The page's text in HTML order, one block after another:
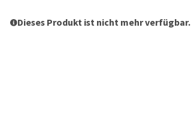
Dieses Produkt ist nicht mehr verfügbar.